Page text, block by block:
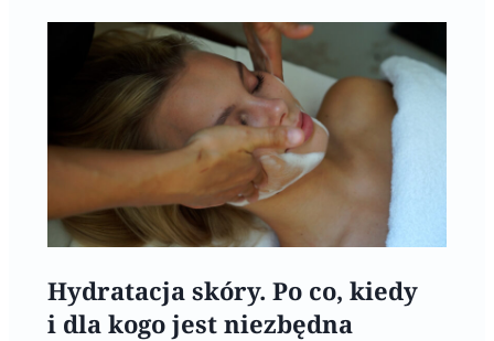
Hydratacja skóry. Po co, kiedy
i dla kogo jest niezbędna